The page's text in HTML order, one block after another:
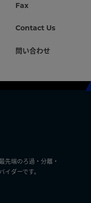
Fax
Contact Us
問い合わせ
先端のろ過・分離・
ダーです。